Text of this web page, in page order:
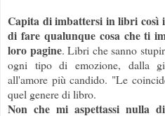
Capita di imbattersi in libri così
di fare qualunque cosa che ti
loro pagine. Libri che sanno
ogni tipo di emozione, dalla
all'amore più candido. "Le
quel genere di libro.
Non che mi aspettassi nulla